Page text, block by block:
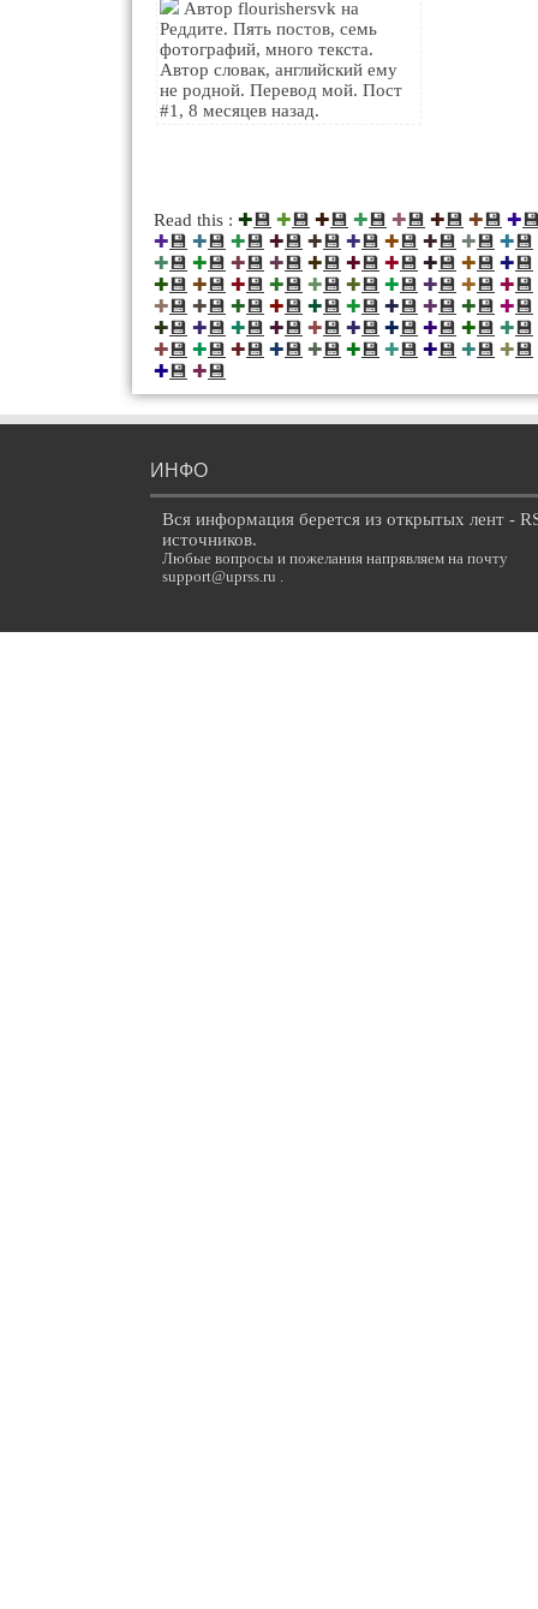
Реддите. Пять постов, семь
фотографий, много текста.
Автор словак, английский ему
не родной. Перевод мой. Пост
#1, 8 месяцев назад.
Read this : ✚💾 ✚💾 ✚💾 ✚💾 ✚💾 ✚💾 ✚💾 ✚
✚💾 ✚💾 ✚💾 ✚💾 ✚💾 ✚💾 ✚💾 ✚💾 ✚💾 ✚💾
✚💾 ✚💾 ✚💾 ✚💾 ✚💾 ✚💾 ✚💾 ✚💾 ✚💾 ✚💾
✚💾 ✚💾 ✚💾 ✚💾 ✚💾 ✚💾 ✚💾 ✚💾 ✚💾 ✚💾
✚💾 ✚💾 ✚💾 ✚💾 ✚💾 ✚💾 ✚💾 ✚💾 ✚💾 ✚💾
✚💾 ✚💾 ✚💾 ✚💾 ✚💾 ✚💾 ✚💾 ✚💾 ✚💾 ✚💾
✚💾 ✚💾 ✚💾 ✚💾 ✚💾 ✚💾 ✚💾 ✚💾 ✚💾 ✚💾
✚💾 ✚💾
ИНФО
Вся информация берется из открытых лент -
источников.
Любые вопросы и пожелания напрявляем на почту
support@uprss.ru .